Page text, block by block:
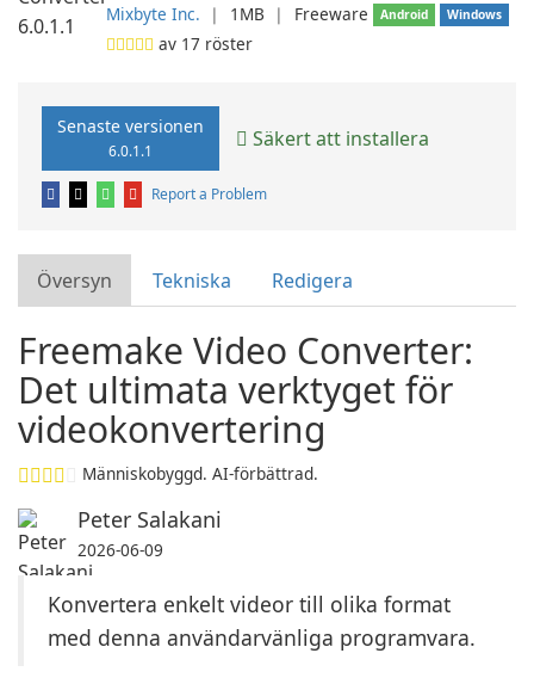
Mixbyte Inc. ❘ 1MB ❘ Freeware Android Windows
av 17 röster
Senaste versionen
6.0.1.1 Säkert att installera
Report a Problem
Översyn Tekniska Redigera
Freemake Video Converter:
Det ultimata verktyget för
videokonvertering
Människobyggd. AI-förbättrad.
Peter Salakani
2026-06-09
Konvertera enkelt videor till olika format
med denna användarvänliga programvara.